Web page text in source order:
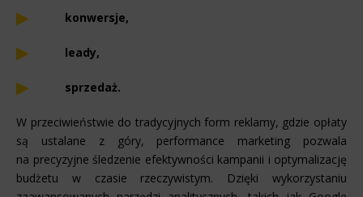
konwersje,
leady,
sprzedaż.
W przeciwieństwie do tradycyjnych form reklamy, gdzie opłaty
są ustalane z góry, performance marketing pozwala
na precyzyjne śledzenie efektywności kampanii i optymalizację
budżetu w czasie rzeczywistym. Dzięki wykorzystaniu